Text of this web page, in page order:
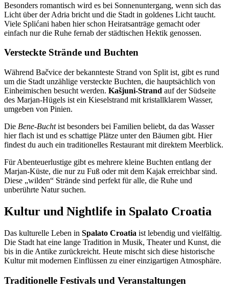
Besonders romantisch wird es bei Sonnenuntergang, wenn sich das
Licht über der Adria bricht und die Stadt in goldenes Licht taucht.
Viele Splićani haben hier schon Heiratsanträge gemacht oder
einfach nur die Ruhe fernab der städtischen Hektik genossen.
Versteckte Strände und Buchten
Während Bačvice der bekannteste Strand von Split ist, gibt es rund
um die Stadt unzählige versteckte Buchten, die hauptsächlich von
Einheimischen besucht werden. Kašjuni-Strand auf der Südseite
des Marjan-Hügels ist ein Kieselstrand mit kristallklarem Wasser,
umgeben von Pinien.
Die Bene-Buchtist besonders bei Familien beliebt, da das Wasser
hier flach ist und es schattige Plätze unter den Bäumen gibt. Hier
findest du auch ein traditionelles Restaurant mit direktem Meerblick.
Für Abenteuerlustige gibt es mehrere kleine Buchten entlang der
Marjan-Küste, die nur zu Fuß oder mit dem Kajak erreichbar sind.
Diese „wilden“ Strände sind perfekt für alle, die Ruhe und
unberührte Natur suchen.
Kultur und Nightlife in Spalato Croatia
Das kulturelle Leben in Spalato Croatia ist lebendig und vielfältig.
Die Stadt hat eine lange Tradition in Musik, Theater und Kunst, die
bis in die Antike zurückreicht. Heute mischt sich diese historische
Kultur mit modernen Einflüssen zu einer einzigartigen Atmosphäre.
Traditionelle Festivals und Veranstaltungen